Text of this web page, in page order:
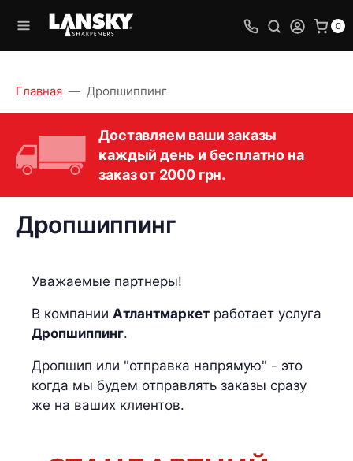
0
Главная Дропшиппинг
Доставляем ваши заказы
каждый день и бесплатно на
заказ от 2000 грн.
Дропшиппинг
Уважаемые партнеры!
В компании Атлантмаркет работает услуга
Дропшиппинг.
Дропшип или "отправка напрямую" - это
когда мы будем отправлять заказы сразу
же на ваших клиентов.